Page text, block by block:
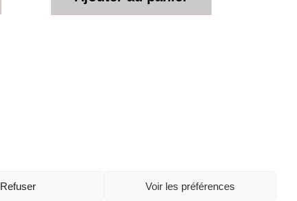
Refuser Voir les préférences